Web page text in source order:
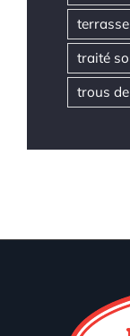
terrasse
traité
trous